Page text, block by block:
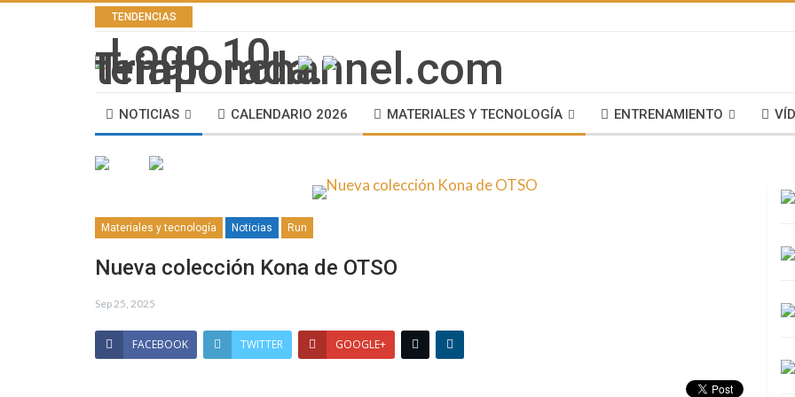
TENDENCIAS
NOTICIAS CALENDARIO 2026 MATERIALES Y TECNOLOGÍA ENTRENAMIENTO
Materiales y tecnología Noticias Run
Nueva colección Kona de OTSO
Sep 25, 2025
FACEBOOK TWITTER GOOGLE+